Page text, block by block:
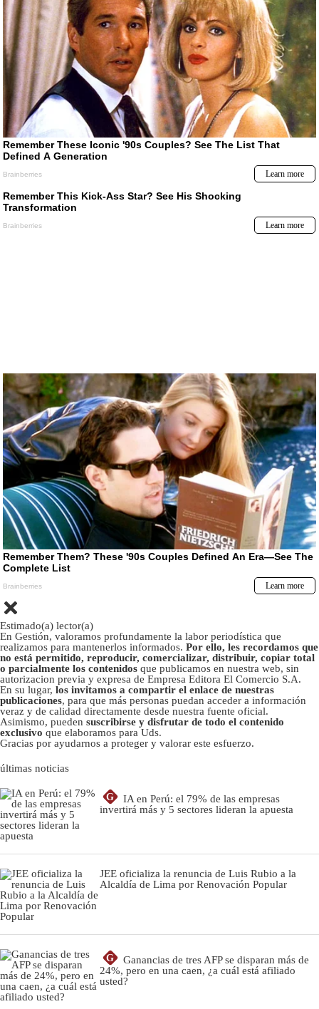
Estimado(a) lector(a)
En Gestión, valoramos profundamente la labor periodística que
realizamos para mantenerlos informados. Por ello, les recordamos que
no está permitido, reproducir, comercializar, distribuir, copiar total
o parcialmente los contenidos que publicamos en nuestra web, sin
autorizacion previa y expresa de Empresa Editora El Comercio S.A.
En su lugar, los invitamos a compartir el enlace de nuestras
publicaciones, para que más personas puedan acceder a información
veraz y de calidad directamente desde nuestra fuente oficial.
Asimismo, pueden suscribirse y disfrutar de todo el contenido
exclusivo que elaboramos para Uds.
Gracias por ayudarnos a proteger y valorar este esfuerzo.
últimas noticias
G
IA en Perú: el 79% de las empresas
invertirá más y 5 sectores lideran la apuesta
JEE oficializa la renuncia de Luis Rubio a la
Alcaldía de Lima por Renovación Popular
G
Ganancias de tres AFP se disparan más de
24%, pero en una caen, ¿a cuál está afiliado
usted?